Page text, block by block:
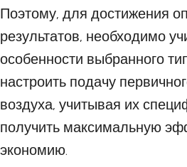
Поэтому, для достижения
результатов, необходимо
особенности выбранного
настроить подачу
воздуха, учитывая их
получить максимальную
экономию.